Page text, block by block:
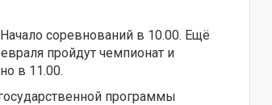
соревнований в 10.00. Ещё
пройдут чемпионат и
в 11.00.
программы